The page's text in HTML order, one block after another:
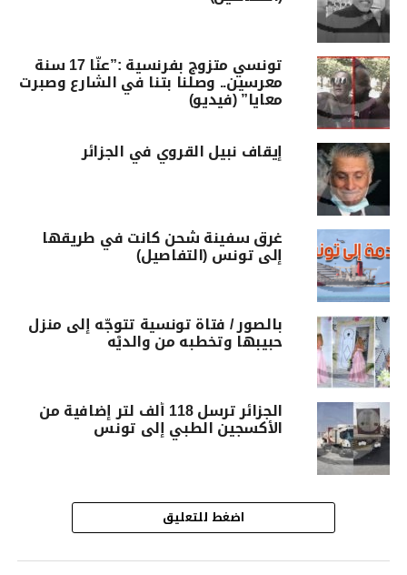
تونسي متزوج بفرنسية :”عنّا 17 سنة
معرسين.. وصلنا بتنا في الشارع وصبرت
معايا” (فيديو)
إيقاف نبيل القروي في الجزائر
غرق سفينة شحن كانت في طريقها
إلى تونس (التفاصيل)
بالصور / فتاة تونسية تتوجّه إلى منزل
حبيبها وتخطبه من والديْه
الجزائر ترسل 118 ألف لتر إضافية من
الأكسجين الطبي إلى تونس
اضغط للتعليق